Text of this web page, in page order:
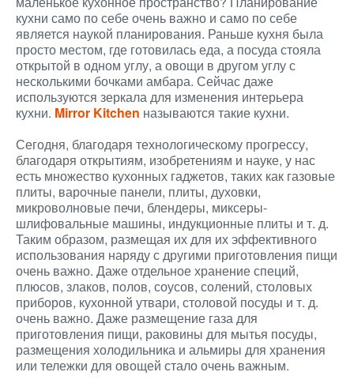
кухни само по себе очень важно и само по себе
является наукой планирования. Раньше кухня была
просто местом, где готовилась еда, а посуда стояла
открытой в одном углу, а овощи в другом углу с
несколькими бочками амбара. Сейчас даже
используются зеркала для изменения интерьера
кухни. Mirror Kitchen называются такие кухни.
Сегодня, благодаря технологическому прогрессу,
благодаря открытиям, изобретениям и науке, у нас
есть множество кухонных гаджетов, таких как газовые
плиты, варочные панели, плиты, духовки,
микроволновые печи, блендеры, миксеры-
шлифовальные машины, индукционные плиты и т. д.
Таким образом, размещая их для их эффективного
использования наряду с другими приготовления пищи
очень важно. Даже отдельное хранение специй,
плюсов, злаков, полов, соусов, солений, столовых
приборов, кухонной утвари, столовой посуды и т. д.
очень важно. Даже размещение газа для
приготовления пищи, раковины для мытья посуды,
размещения холодильника и альмиры для хранения
или тележки для овощей стало очень важным.